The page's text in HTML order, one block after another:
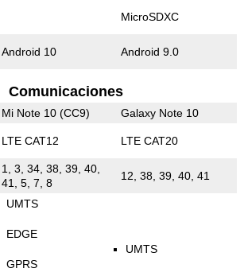
MicroSDXC
Android 10 Android 9.0
Comunicaciones
Mi Note 10 (CC9) Galaxy Note 10
LTE CAT12 LTE CAT20
1, 3, 34, 38, 39, 40,
41, 5, 7, 8
12, 38, 39, 40, 41
UMTS
EDGE
GPRS
UMTS